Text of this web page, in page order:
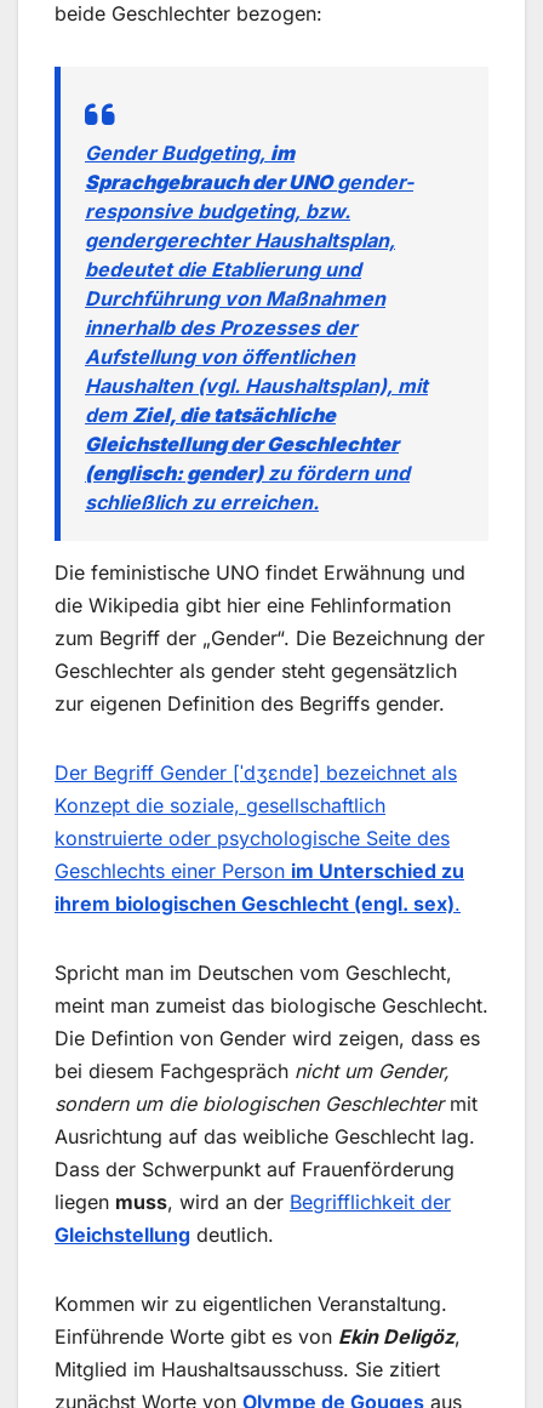
beide Geschlechter bezogen:
Gender Budgeting, im
Sprachgebrauch der UNO gender-
responsive budgeting, bzw.
gendergerechter Haushaltsplan,
bedeutet die Etablierung und
Durchführung von Maßnahmen
innerhalb des Prozesses der
Aufstellung von öffentlichen
Haushalten (vgl. Haushaltsplan), mit
dem Ziel, die tatsächliche
Gleichstellung der Geschlechter
(englisch: gender)zu fördern und
schließlich zu erreichen.
Die feministische UNO findet Erwähnung und
die Wikipedia gibt hier eine Fehlinformation
zum Begriff der „Gender“. Die Bezeichnung der
Geschlechter als gender steht gegensätzlich
zur eigenen Definition des Begriffs gender.
Der Begriff Gender [ˈdʒɛndɐ] bezeichnet als
Konzept die soziale, gesellschaftlich
konstruierte oder psychologische Seite des
Geschlechts einer Person im Unterschied zu
ihrem biologischen Geschlecht (engl. sex).
Spricht man im Deutschen vom Geschlecht,
meint man zumeist das biologische Geschlecht.
Die Defintion von Gender wird zeigen, dass es
bei diesem Fachgespräch nicht um Gender,
sondern um die biologischen Geschlechtermit
Ausrichtung auf das weibliche Geschlecht lag.
Dass der Schwerpunkt auf Frauenförderung
liegen muss, wird an der Begrifflichkeit der
Gleichstellung deutlich.
Kommen wir zu eigentlichen Veranstaltung.
Einführende Worte gibt es von Ekin Deligöz,
Mitglied im Haushaltsausschuss. Sie zitiert
zunächst Worte von Olympe de Gouges aus